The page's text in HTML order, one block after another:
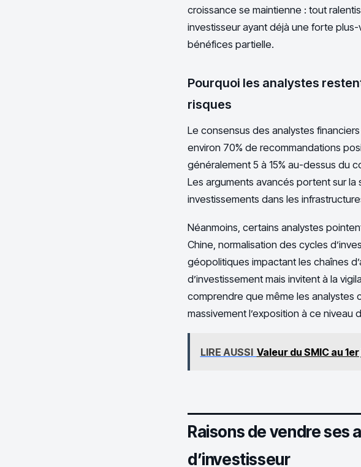
croissance se maintienne : tout
investisseur ayant déjà une forte
bénéfices partielle.
Pourquoi les analystes
risques
Le consensus des analystes
environ 70% de recommandations
généralement 5 à 15% au-dessus du
Les arguments avancés portent sur
investissements dans les
Néanmoins, certains analystes
Chine, normalisation des cycles
géopolitiques impactant les chaînes
d’investissement mais invitent à la
comprendre que même les analystes
massivement l’exposition à ce niveau
LIRE AUSSI Valeur du SMIC au
Raisons de vendre ses
d’investisseur